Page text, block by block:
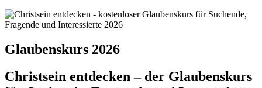
Glaubenskurs 2026
Christsein entdecken – der Glaubenskurs